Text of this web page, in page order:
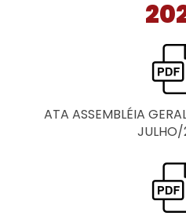
ATA ASSEMBLÉIA